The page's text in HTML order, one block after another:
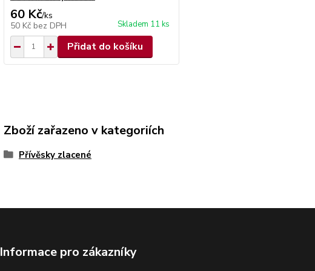
60 Kč/ks
50 Kč bez DPH Skladem 11 ks
Přidat do košíku
Zboží zařazeno v kategoriích
Přívěsky zlacené
Informace pro zákazníky